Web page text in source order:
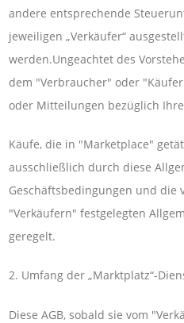
andere entsprechende
jeweiligen „Verkäufer“
werden.Ungeachtet des
dem "Verbraucher" oder
oder Mitteilungen bezüglich
Käufe, die in "Marketplace"
ausschließlich durch diese
Geschäftsbedingungen und die
"Verkäufern" festgelegten
geregelt.
2. Umfang der „Marktplatz“-
Diese AGB, sobald sie vom